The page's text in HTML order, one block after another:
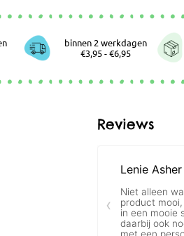
binnen 2 werkdagen
€3,95 - €6,95
Reviews